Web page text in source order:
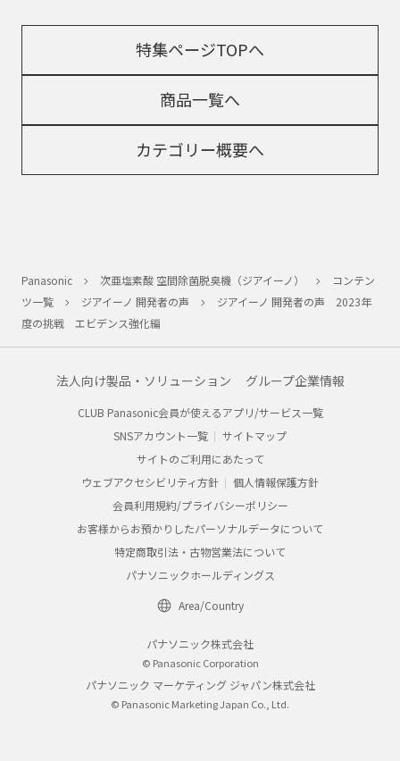
特集ページTOPへ
商品一覧へ
カテゴリー概要へ
Panasonic 次亜塩素酸 空間除菌脱臭機（ジアイーノ）
コンテン
ツ一覧
ジアイーノ 開発者の声
ジアイーノ 開発者の声 2023年
度の挑戦 エビデンス強化編
法人向け製品・ソリューション グループ企業情報
CLUB Panasonic会員が使えるアプリ/サービス一覧
SNSアカウント一覧
サイトマップ
サイトのご利用にあたって
ウェブアクセシビリティ方針
個人情報保護方針
会員利用規約/プライバシーポリシー
お客様からお預かりしたパーソナルデータについて
特定商取引法・古物営業法について
パナソニックホールディングス
Area/Country
パナソニック株式会社
© Panasonic Corporation
パナソニック マーケティング ジャパン株式会社
© Panasonic Marketing Japan Co., Ltd.